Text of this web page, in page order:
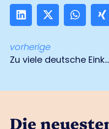
vorherige
Zu viele deutsche Einkaufstouristen: Venlo ergreift Maßnahmen
Die